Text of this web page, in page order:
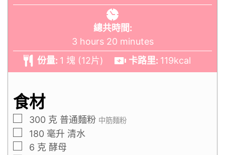
總共時間:
3 hours 20 minutes
份量: 1 塊 (12片) 卡路里: 119kcal
食材
300 克 普通麵粉 中筋麵粉
180 毫升 清水
6 克 酵母